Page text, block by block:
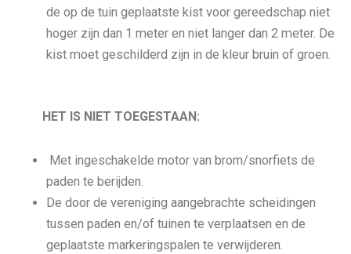
de op de tuin geplaatste kist voor gereedschap niet
hoger zijn dan 1 meter en niet langer dan 2 meter. De
kist moet geschilderd zijn in de kleur bruin of groen.
HET IS NIET TOEGESTAAN:
Met ingeschakelde motor van brom/snorfiets de
paden te berijden.
De door de vereniging aangebrachte scheidingen
tussen paden en/of tuinen te verplaatsen en de
geplaatste markeringspalen te verwijderen.